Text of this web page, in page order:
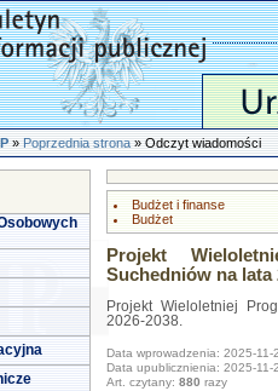
»Poprzednia strona» Odczyt wiadomości
Budżet i finanse
Budżet
Projekt
Suchedniów na lata
Projekt Wieloletniej
2026-2038.
Data wprowadzenia: 2025-11-
Data upublicznienia: 2025-11-
Art. czytany: 880 razy